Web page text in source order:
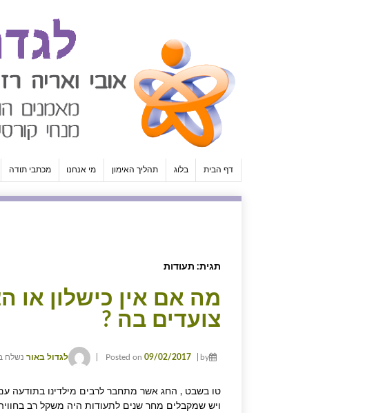
CONTENT
דף הבית בלוג תהליך האימון מי אנחנו מכתבי תודה
תגית: תעודות
מה אם אין כישלון או
צועדים בה ?
Posted on 09/02/2017 by לגדול באור נשלח
טו בשבט , החג אשר מתחבר לרבים מילדינו בתודעה
ויש שמקבלים מחר שנים לתעודות היה משקל רב